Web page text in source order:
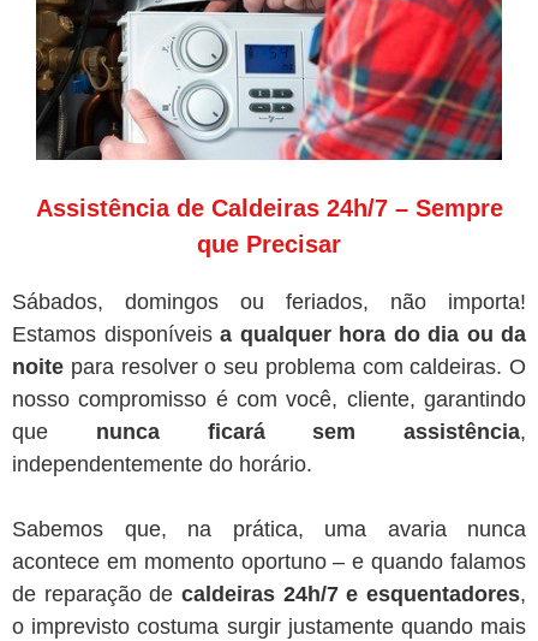
Assistência de Caldeiras 24h/7 – Sempre
que Precisar
Sábados, domingos ou feriados, não importa!
Estamos disponíveis a qualquer hora do dia ou da
noite para resolver o seu problema com caldeiras. O
nosso compromisso é com você, cliente, garantindo
que nunca ficará sem assistência,
independentemente do horário.
Sabemos que, na prática, uma avaria nunca
acontece em momento oportuno – e quando falamos
de reparação de caldeiras 24h/7 e esquentadores,
o imprevisto costuma surgir justamente quando mais